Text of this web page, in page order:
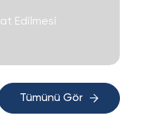
Edilmesi
Tümünü Gör